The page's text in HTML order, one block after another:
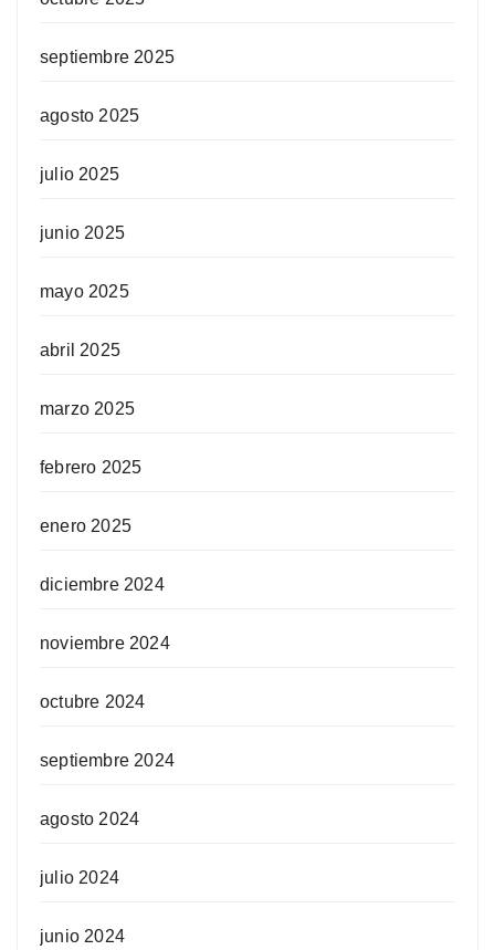
septiembre 2025
agosto 2025
julio 2025
junio 2025
mayo 2025
abril 2025
marzo 2025
febrero 2025
enero 2025
diciembre 2024
noviembre 2024
octubre 2024
septiembre 2024
agosto 2024
julio 2024
junio 2024